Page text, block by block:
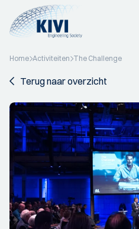
Home Activiteiten The Challenge
Terug naar overzicht